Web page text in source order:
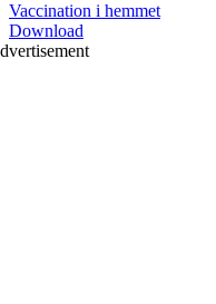
Vaccination i hemmet
Download